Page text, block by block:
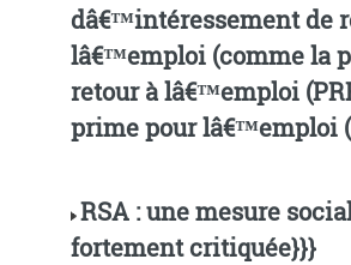
dâ€™intéressement de
lâ€™emploi (comme la
retour à lâ€™emploi
prime pour lâ€™emploi
RSA : une mesure
fortement critiquée}}}